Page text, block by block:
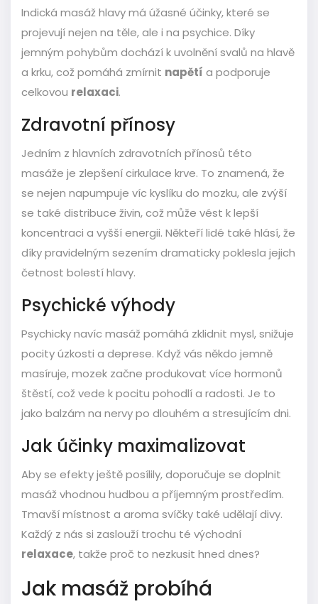
Indická masáž hlavy má úžasné účinky, které se
projevují nejen na těle, ale i na psychice. Díky
jemným pohybům dochází k uvolnění svalů na hlavě
a krku, což pomáhá zmírnit napětí a podporuje
celkovou relaxaci.
Zdravotní přínosy
Jedním z hlavních zdravotních přínosů této
masáže je zlepšení cirkulace krve. To znamená, že
se nejen napumpuje víc kyslíku do mozku, ale zvýší
se také distribuce živin, což může vést k lepší
koncentraci a vyšší energii. Někteří lidé také hlásí, že
díky pravidelným sezením dramaticky poklesla jejich
četnost bolestí hlavy.
Psychické výhody
Psychicky navíc masáž pomáhá zklidnit mysl, snižuje
pocity úzkosti a deprese. Když vás někdo jemně
masíruje, mozek začne produkovat více hormonů
štěstí, což vede k pocitu pohodlí a radosti. Je to
jako balzám na nervy po dlouhém a stresujícím dni.
Jak účinky maximalizovat
Aby se efekty ještě posílily, doporučuje se doplnit
masáž vhodnou hudbou a příjemným prostředím.
Tmavší místnost a aroma svíčky také udělají divy.
Každý z nás si zaslouží trochu té východní
relaxace, takže proč to nezkusit hned dnes?
Jak masáž probíhá